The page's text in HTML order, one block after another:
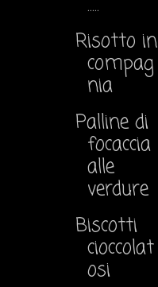
Risotto in
compag
nia
Palline di
focaccia
alle
verdure
Biscotti
cioccolat
osi